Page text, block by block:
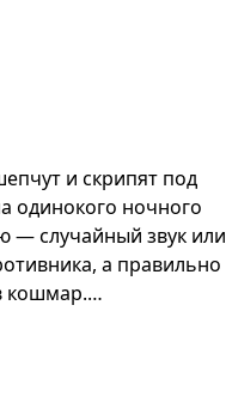
и скрипят под
одинокого ночного
— случайный звук или
а правильно
кошмар.
Выбор ночи
Передвижение